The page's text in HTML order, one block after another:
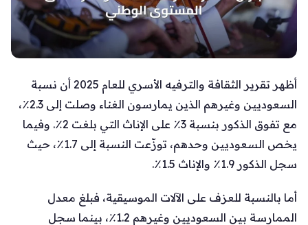
أظهر تقرير الثقافة والترفيه الأسري للعام 2025 أن نسبة
السعوديين وغيرهم الذين يمارسون الغناء وصلت إلى 2.3٪،
مع تفوق الذكور بنسبة 3٪ على الإناث التي بلغت 2٪. وفيما
يخص السعوديين وحدهم، توزّعت النسبة إلى 1.7٪، حيث
سجل الذكور 1.9٪ والإناث 1.5٪.
أما بالنسبة للعزف على الآلات الموسيقية، فبلغ معدل
الممارسة بين السعوديين وغيرهم 1.2٪، بينما سجل